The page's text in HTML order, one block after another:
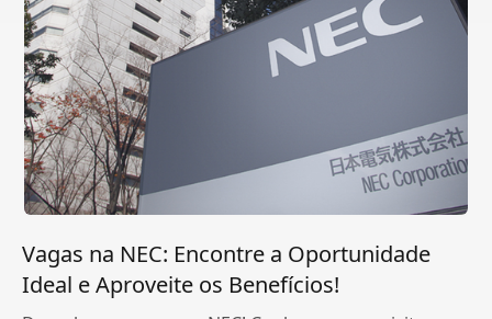
Vagas na NEC: Encontre a Oportunidade
Ideal e Aproveite os Benefícios!